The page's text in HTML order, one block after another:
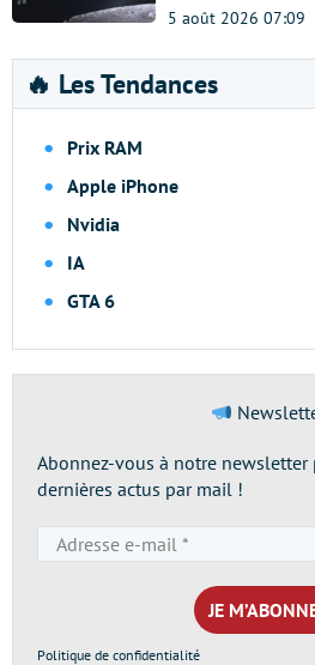
5 août 2026 07:09
🔥 Les Tendances
Prix RAM
Apple iPhone
Nvidia
IA
GTA 6
Abonnez-vous à notre newsletter
dernières actus par mail !
e-
mail
*
Politique de confidentialité